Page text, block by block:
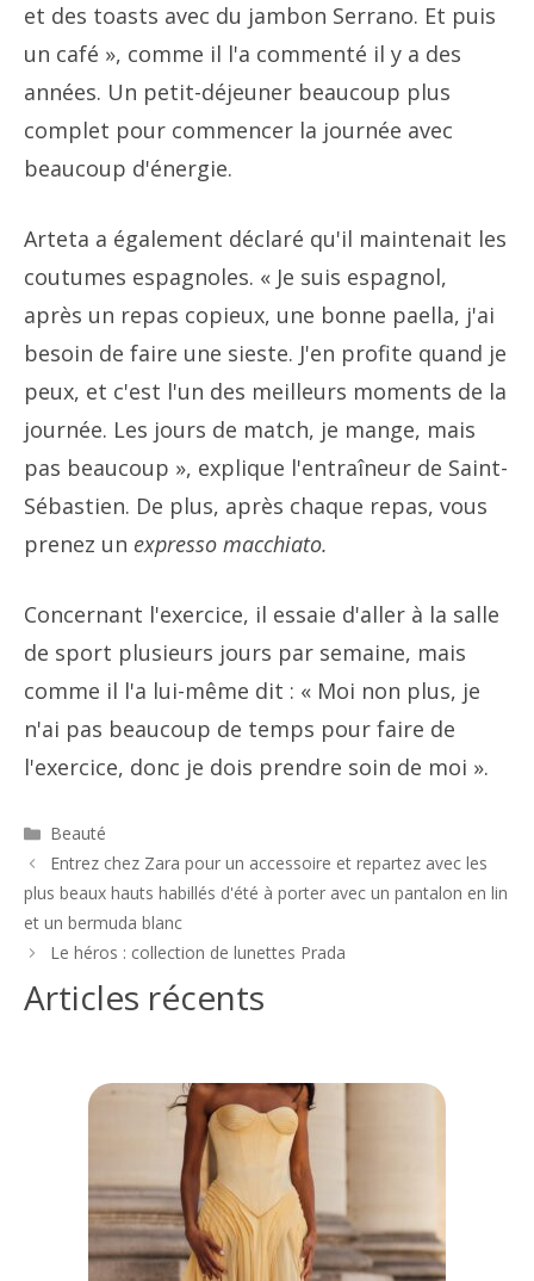
et des toasts avec du jambon Serrano. Et puis
un café », comme il l'a commenté il y a des
années. Un petit-déjeuner beaucoup plus
complet pour commencer la journée avec
beaucoup d'énergie.
Arteta a également déclaré qu'il maintenait les
coutumes espagnoles. « Je suis espagnol,
après un repas copieux, une bonne paella, j'ai
besoin de faire une sieste. J'en profite quand je
peux, et c'est l'un des meilleurs moments de la
journée. Les jours de match, je mange, mais
pas beaucoup », explique l'entraîneur de Saint-
Sébastien. De plus, après chaque repas, vous
prenez un expresso macchiato.
Concernant l'exercice, il essaie d'aller à la salle
de sport plusieurs jours par semaine, mais
comme il l'a lui-même dit : « Moi non plus, je
n'ai pas beaucoup de temps pour faire de
l'exercice, donc je dois prendre soin de moi ».
Catégories
Beauté
Navigation
des
articles
Entrez chez Zara pour un accessoire et repartez avec les
plus beaux hauts habillés d'été à porter avec un pantalon en lin
et un bermuda blanc
Le héros : collection de lunettes Prada
Articles récents